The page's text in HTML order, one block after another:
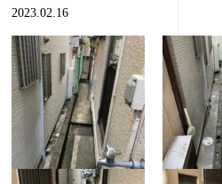
2023.02.16